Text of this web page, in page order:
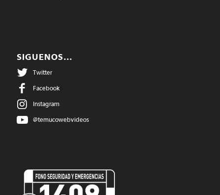
SIGUENOS…
Twitter
Facebook
Instagram
@temucowebvideos